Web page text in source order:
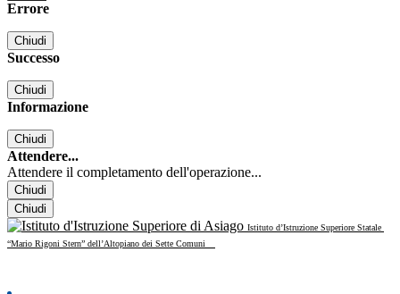
Errore
Chiudi
Successo
Chiudi
Informazione
Chiudi
Attendere...
Attendere il completamento dell'operazione...
Chiudi
Chiudi
Istituto d’Istruzione Superiore Statale
“Mario Rigoni Stern” dell’Altopiano dei Sette Comuni